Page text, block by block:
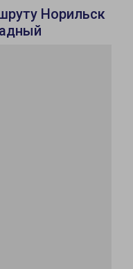
Норильск